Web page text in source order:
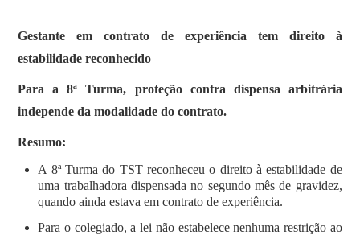
Gestante em contrato de experiência tem direito à
estabilidade reconhecido
Para a 8ª Turma, proteção contra dispensa arbitrária
independe da modalidade do contrato.
Resumo:
A 8ª Turma do TST reconheceu o direito à estabilidade de
uma trabalhadora dispensada no segundo mês de gravidez,
quando ainda estava em contrato de experiência.
Para o colegiado, a lei não estabelece nenhuma restrição ao